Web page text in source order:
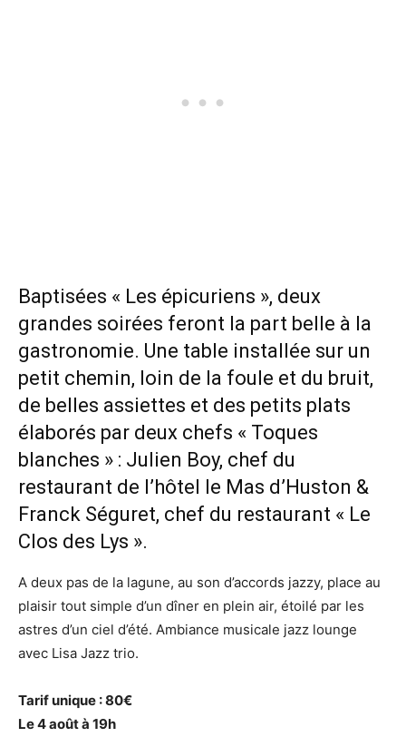
Baptisées « Les épicuriens », deux
grandes soirées feront la part belle à la
gastronomie. Une table installée sur un
petit chemin, loin de la foule et du bruit,
de belles assiettes et des petits plats
élaborés par deux chefs « Toques
blanches » : Julien Boy, chef du
restaurant de l’hôtel le Mas d’Huston &
Franck Séguret, chef du restaurant « Le
Clos des Lys ».
A deux pas de la lagune, au son d’accords jazzy, place au
plaisir tout simple d’un dîner en plein air, étoilé par les
astres d’un ciel d’été. Ambiance musicale jazz lounge
avec Lisa Jazz trio.
Tarif unique : 80€
Le 4 août à 19h